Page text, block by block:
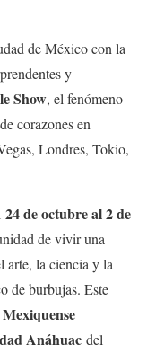
de México con la
y
Show, el fenómeno
corazones en
Londres, Tokio,
24 de octubre al 2 de
de vivir una
arte, la ciencia y la
de burbujas. Este
Anáhuac del